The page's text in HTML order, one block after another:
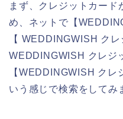
まず、クレジットカード
め、ネットで【
【 WEDDINGWISH ク
WEDDINGWISH クレジ
【WEDDINGWISH ク
いう感じで検索をしてみ